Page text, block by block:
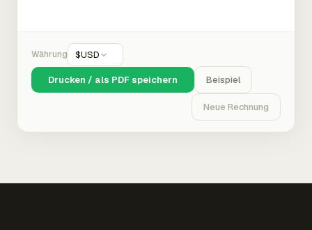
Währung $USD
Drucken / als PDF speichern Beispiel
Neue Rechnung